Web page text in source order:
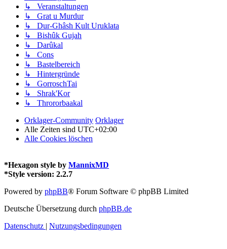
↳ Veranstaltungen
↳ Grat u Murdur
↳ Dur-Ghâsh Kult Uruklata
↳ Bishûk Gujah
↳ Darûkal
↳ Cons
↳ Bastelbereich
↳ Hintergründe
↳ GorroschTai
↳ Shrak'Kor
↳ Thrororbaakal
Orklager-Community Orklager
Alle Zeiten sind UTC+02:00
Alle Cookies löschen
*Hexagon style by MannixMD
*Style version: 2.2.7
Powered by phpBB® Forum Software © phpBB Limited
Deutsche Übersetzung durch phpBB.de
Datenschutz | Nutzungsbedingungen